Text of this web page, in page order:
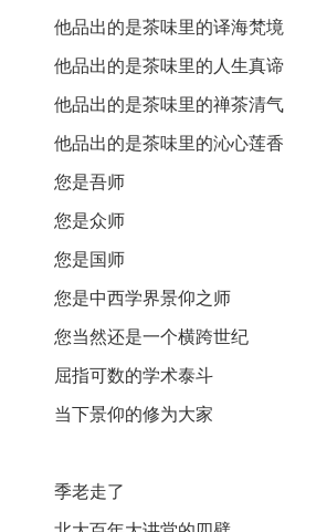
他品出的是茶味里的译海梵境
他品出的是茶味里的人生真谛
他品出的是茶味里的禅茶清气
他品出的是茶味里的沁心莲香
您是吾师
您是众师
您是国师
您是中西学界景仰之师
您当然还是一个横跨世纪
屈指可数的学术泰斗
当下景仰的修为大家
季老走了